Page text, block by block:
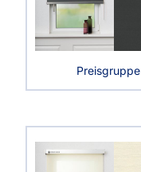
Preisgruppe